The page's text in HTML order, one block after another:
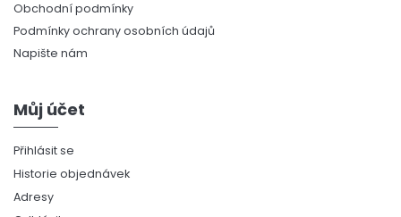
Obchodní podmínky
Podmínky ochrany osobních údajů
Napište nám
Můj účet
Přihlásit se
Historie objednávek
Adresy